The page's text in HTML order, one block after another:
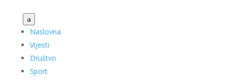
a
Naslovna
Vijesti
Društvo
Sport